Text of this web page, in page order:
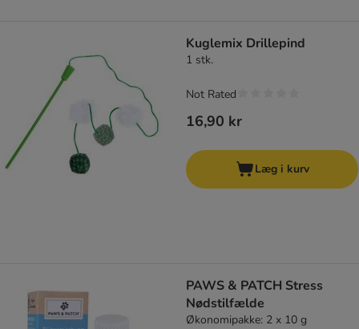
Kuglemix Drillepind
1 stk.
16,90 kr
Not Rated
Læg i kurv
PAWS & PATCH Stress
Nødstilfælde
Økonomipakke: 2 x 10 g